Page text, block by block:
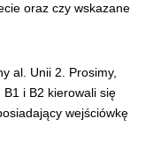
oraz czy wskazane
al. Unii 2. Prosimy,
i B2 kierowali się
wejściówkę